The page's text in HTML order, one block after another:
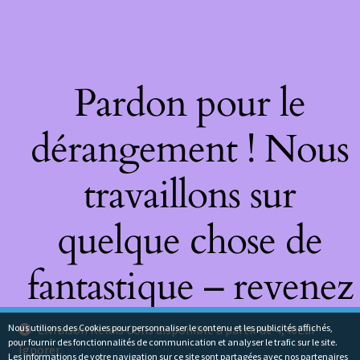
Livraison Relais Colis disponible à partir de 4,40Eur
Ignorer
Pardon pour le
dérangement ! Nous
travaillons sur
quelque chose de
fantastique – revenez
bientôt !
Nous utilions des Cookies pour personnaliser le contenu et les publicités affichés,
pour fournir des fonctionnalités de communication et analyser le trafic sur le site.
Les informations de votre navigation sur ce site sont partagées avec nos partenaires